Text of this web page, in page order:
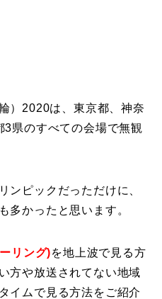
）2020は、東京都、神奈
3県のすべての会場で無観
ンピックだっただけに、
多かったと思います。
リング)を地上波で見る方
方や放送されてない地域
イムで見る方法をご紹介